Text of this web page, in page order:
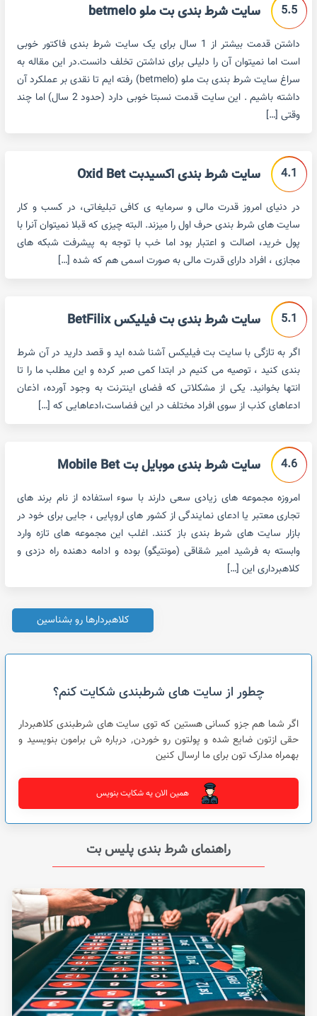
5.5 سایت شرط بندی بت ملو betmelo
داشتن قدمت بیشتر از 1 سال برای یک سایت شرط بندی فاکتور خوبی
است اما نمیتوان آن را دلیلی برای نداشتن تخلف دانست.در این مقاله به
سراغ سایت شرط بندی بت ملو (betmelo) رفته ایم تا نقدی بر عملکرد آن
داشته باشیم . این سایت قدمت نسبتا خوبی دارد (حدود 2 سال) اما چند
وقتی […]
4.1 سایت شرط بندی اکسیدبت Oxid Bet
در دنیای امروز قدرت مالی و سرمایه ی کافی تبلیغاتی، در کسب و کار
سایت های شرط بندی حرف اول را میزند. البته چیزی که قبلا نمیتوان آنرا با
پول خرید، اصالت و اعتبار بود اما خب با توجه به پیشرفت شبکه های
مجازی ، افراد دارای قدرت مالی به صورت اسمی هم که شده […]
5.1 سایت شرط بندی بت فیلیکس BetFilix
اگر به تازگی با سایت بت فیلیکس آشنا شده اید و قصد دارید در آن شرط
بندی کنید ، توصیه می کنیم در ابتدا کمی صبر کرده و این مطلب ما را تا
انتها بخوانید. یکی از مشکلاتی که فضای اینترنت به وجود آورده، اذعان
ادعاهای کذب از سوی افراد مختلف در این فضاست،ادعاهایی که […]
4.6 سایت شرط بندی موبایل بت Mobile Bet
امروزه مجموعه های زیادی سعی دارند با سوء استفاده از نام برند های
تجاری معتبر یا ادعای نمایندگی از کشور های اروپایی ، جایی برای خود در
بازار سایت های شرط بندی باز کنند. اغلب این مجموعه های تازه وارد
وابسته به فرشید امیر شقاقی (مونتیگو) بوده و ادامه دهنده راه دزدی و
کلاهبرداری این […]
کلاهبردارها رو بشناسین
چطور از سایت های شرطبندی شکایت کنم؟
اگر شما هم جزو کسانی هستین که توی سایت های شرطبندی کلاهبردار
حقی ازتون ضایع شده و پولتون رو خوردن٬ درباره ش برامون بنویسید و
بهمراه مدارک تون برای ما ارسال کنین
همین الان یه شکایت بنویس
راهنمای شرط بندی پلیس بت